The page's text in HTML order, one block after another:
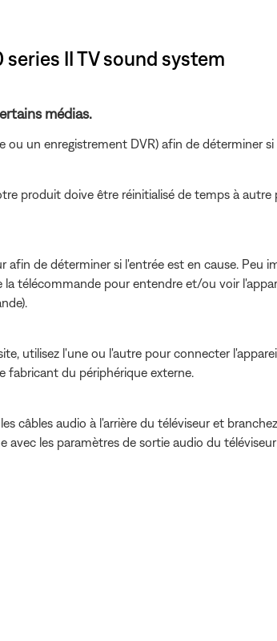
II TV sound system
médias.
un enregistrement DVR) afin de déterminer
produit doive être réinitialisé de temps à
afin de déterminer si l'entrée est en cause. Peu
télécommande pour entendre et/ou voir
utilisez l'une ou l'autre pour connecter
fabricant du périphérique externe.
câbles audio à l'arrière du téléviseur et
les paramètres de sortie audio du